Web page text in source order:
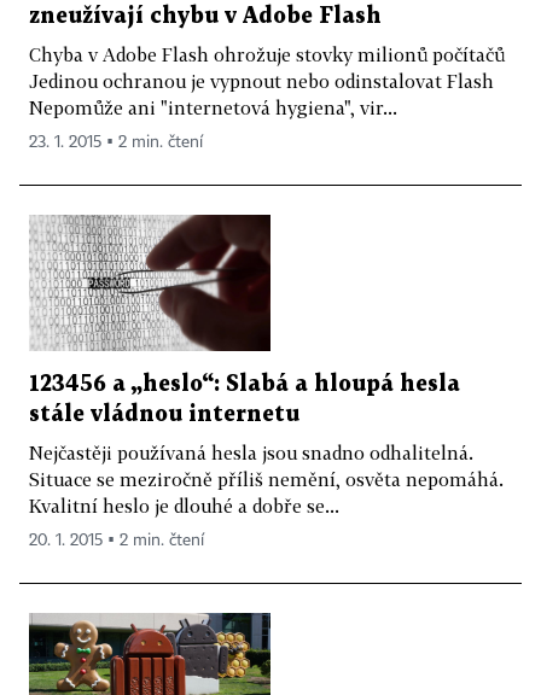
zneužívají chybu v Adobe Flash
Chyba v Adobe Flash ohrožuje stovky milionů počítačů
Jedinou ochranou je vypnout nebo odinstalovat Flash
Nepomůže ani "internetová hygiena", vir...
23. 1. 2015 ▪ 2 min. čtení
123456 a „heslo“: Slabá a hloupá hesla
stále vládnou internetu
Nejčastěji používaná hesla jsou snadno odhalitelná.
Situace se meziročně příliš nemění, osvěta nepomáhá.
Kvalitní heslo je dlouhé a dobře se...
20. 1. 2015 ▪ 2 min. čtení